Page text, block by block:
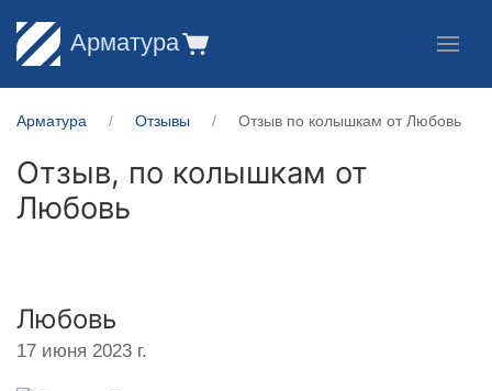
Арматура
Арматура Отзывы Отзыв по колышкам от Любовь
Отзыв, по колышкам от
Любовь
Любовь
17 июня 2023 г.